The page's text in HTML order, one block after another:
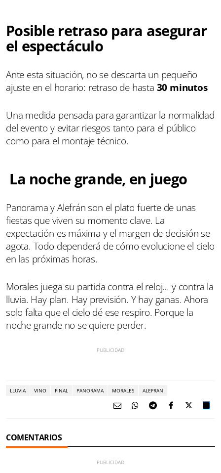
Posible retraso para asegurar
el espectáculo
Ante esta situación, no se descarta un pequeño
ajuste en el horario: retraso de hasta 30 minutos
Una medida pensada para garantizar la normalidad
del evento y evitar riesgos tanto para el público
como para el montaje técnico.
La noche grande, en juego
Panorama y Alefrán son el plato fuerte de unas
fiestas que viven su momento clave. La
expectación es máxima y el margen de decisión se
agota. Todo dependerá de cómo evolucione el cielo
en las próximas horas.
Morales juega su partida contra el reloj… y contra la
lluvia. Hay plan. Hay previsión. Y hay ganas. Ahora
solo falta que el cielo dé ese respiro. Porque la
noche grande no se quiere perder.
LLUVIA VINO FINAL PANORAMA MORALES ALEFRAN
COMENTARIOS